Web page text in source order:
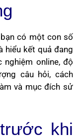
có một con số
hiểu kết quả đang
online, độ
câu hỏi, cách
và mục đích sử
khi